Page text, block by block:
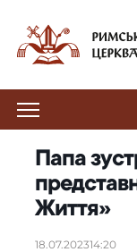
Папа
Життя»
18.07.202314:20